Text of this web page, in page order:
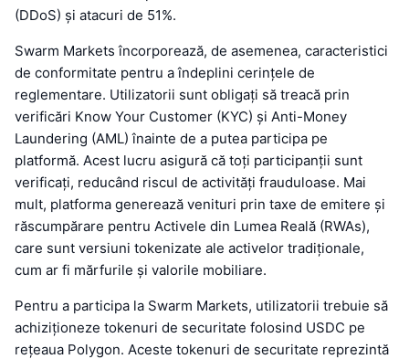
(DDoS) și atacuri de 51%.
Swarm Markets încorporează, de asemenea, caracteristici
de conformitate pentru a îndeplini cerințele de
reglementare. Utilizatorii sunt obligați să treacă prin
verificări Know Your Customer (KYC) și Anti-Money
Laundering (AML) înainte de a putea participa pe
platformă. Acest lucru asigură că toți participanții sunt
verificați, reducând riscul de activități frauduloase. Mai
mult, platforma generează venituri prin taxe de emitere și
răscumpărare pentru Activele din Lumea Reală (RWAs),
care sunt versiuni tokenizate ale activelor tradiționale,
cum ar fi mărfurile și valorile mobiliare.
Pentru a participa la Swarm Markets, utilizatorii trebuie să
achiziționeze tokenuri de securitate folosind USDC pe
rețeaua Polygon. Aceste tokenuri de securitate reprezintă